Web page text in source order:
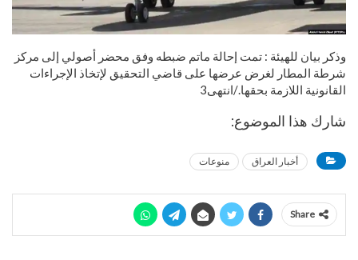
وذكر بيان للهيئة : تمت إحالة ماتم ضبطه وفق محضر أصولي إلى مركز
شرطة المطار لغرض عرضها على قاضي التحقيق لإتخاذ الإجراءات
القانونية اللازمة بحقها./انتهى3
شارك هذا الموضوع:
أخبار العراق منوعات
Share